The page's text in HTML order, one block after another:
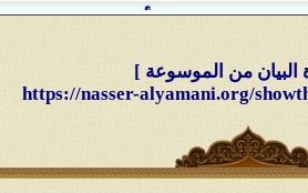
السؤال الأول:
وإلى الجواب الحق
أنه الإمام
قضى بينهم بالحقّ
وما بعد الحقّ إلا
البيان من الموسوعة ]
https://nasser-alyamani.org/